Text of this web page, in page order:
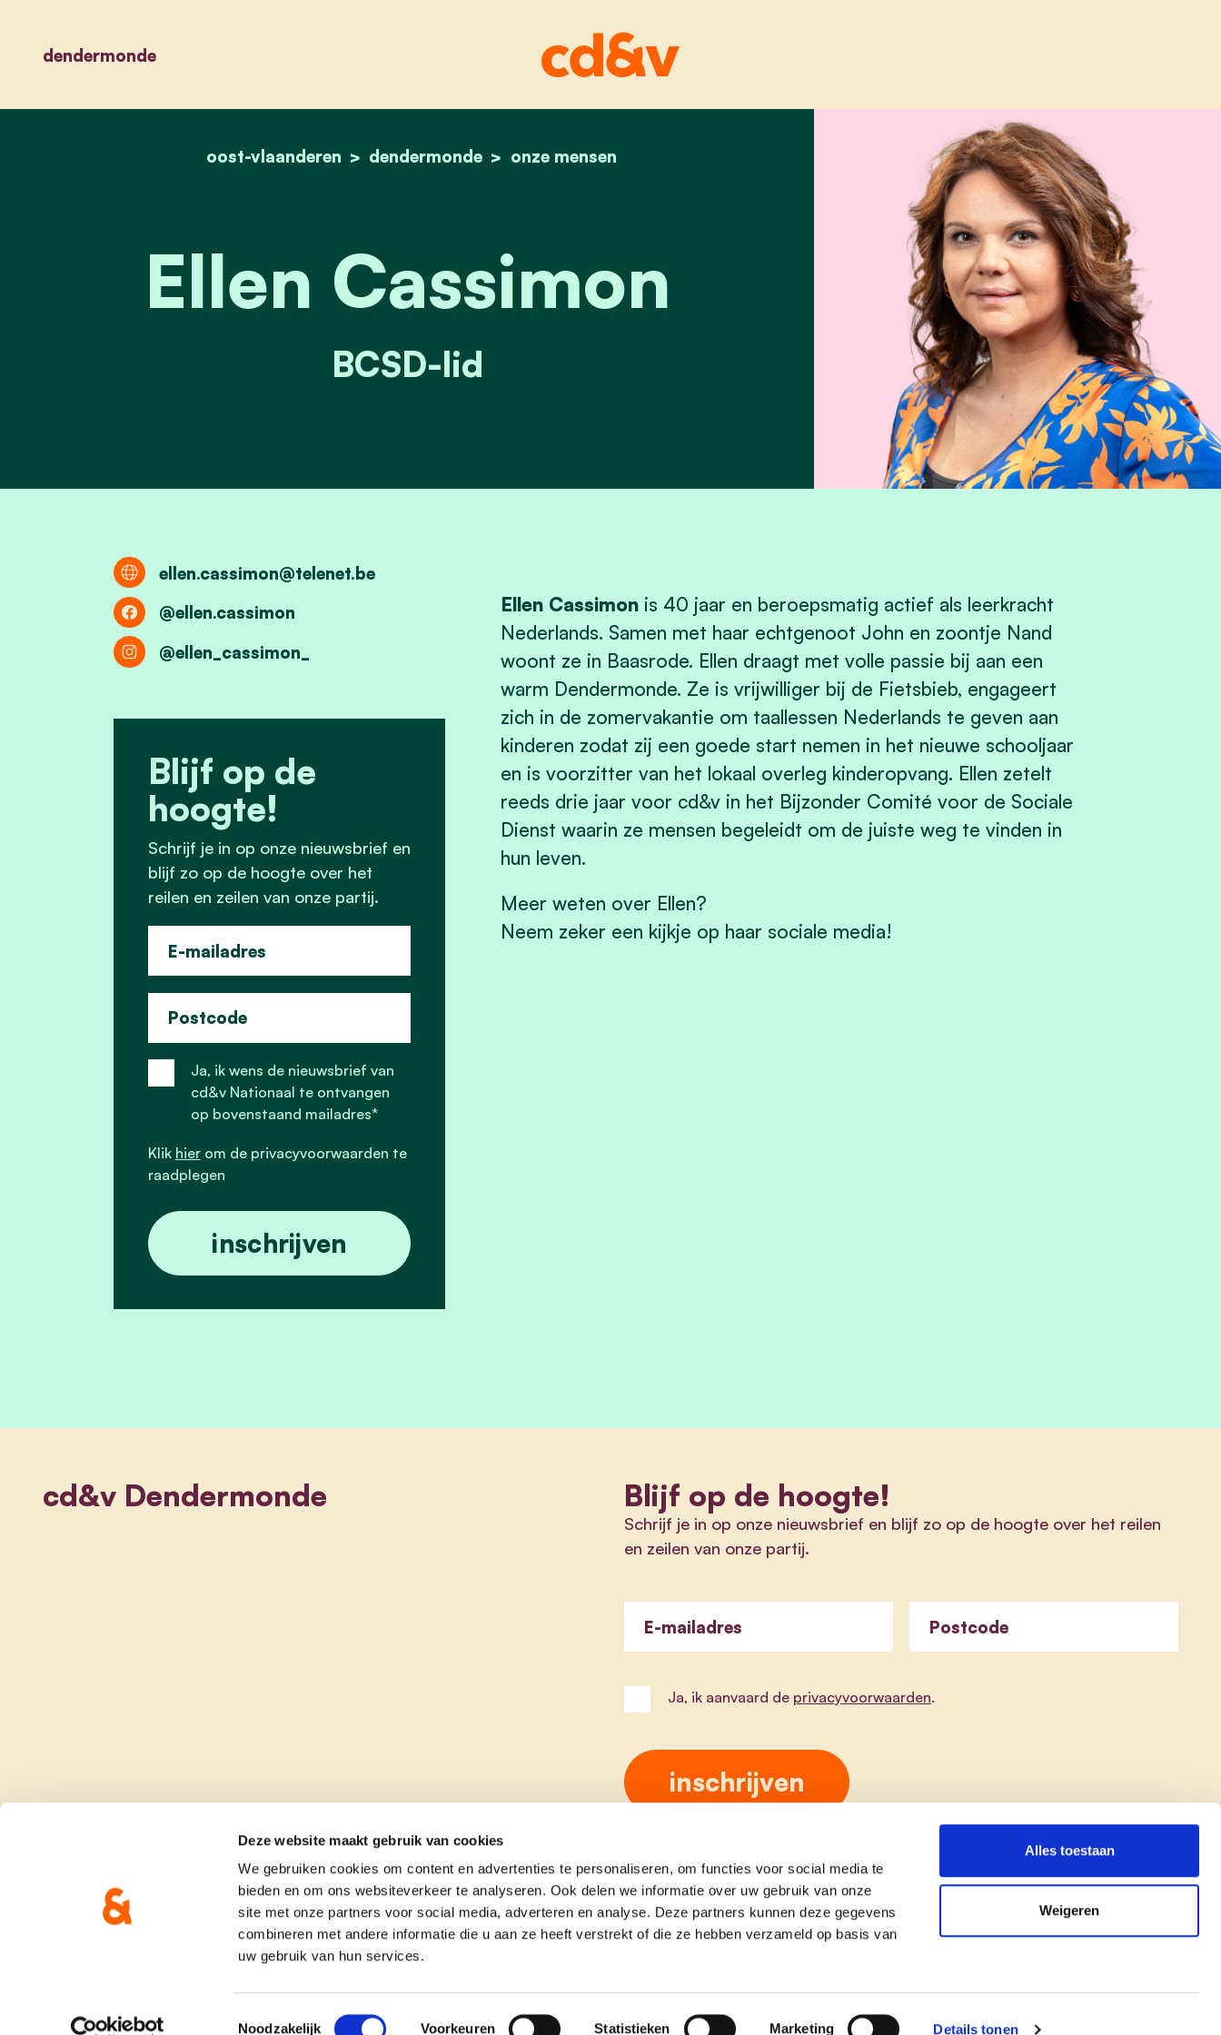
Deze website maakt gebruik van cookies
We gebruiken cookies om content en advertenties te personaliseren, om functies voor social media te
bieden en om ons websiteverkeer te analyseren. Ook delen we informatie over uw gebruik van onze
site met onze partners voor social media, adverteren en analyse. Deze partners kunnen deze gegevens
combineren met andere informatie die u aan ze heeft verstrekt of die ze hebben verzameld op basis van
uw gebruik van hun services.
Toestemmingsselectie
Noodzakelijk Voorkeuren Statistieken Marketing Details tonen
Alles toestaan
Weigeren
dendermonde
home
oost-vlaanderen dendermonde onze mensen
ellen cassimon
Ellen Cassimon
BCSD-lid
Ellen Cassimon is 40 jaar en beroepsmatig actief als leerkracht
Nederlands. Samen met haar echtgenoot John en zoontje Nand
woont ze in Baasrode. Ellen draagt met volle passie bij aan een
warm Dendermonde. Ze is vrijwilliger bij de Fietsbieb, engageert
zich in de zomervakantie om taallessen Nederlands te geven aan
kinderen zodat zij een goede start nemen in het nieuwe schooljaar
en is voorzitter van het lokaal overleg kinderopvang. Ellen zetelt
reeds drie jaar voor cd&v in het Bijzonder Comité voor de Sociale
Dienst waarin ze mensen begeleidt om de juiste weg te vinden in
hun leven.
Meer weten over Ellen?
Neem zeker een kijkje op haar sociale media!
ellen.cassimon@telenet.be
@ellen.cassimon
@ellen_cassimon_
Blijf op de
hoogte!
Schrijf je in op onze nieuwsbrief en
blijf zo op de hoogte over het
reilen en zeilen van onze partij.
E-mailadres
Postcode
Ja, ik wens de nieuwsbrief van
cd&v Nationaal te ontvangen
op bovenstaand mailadres*
Klik hierom de privacyvoorwaarden te
raadplegen
cd&v Dendermonde Blijf op de hoogte!
Schrijf je in op onze nieuwsbrief en blijf zo op de hoogte over het reilen
en zeilen van onze partij.
E-mailadres Postcode
Ja, ik aanvaard de privacyvoorwaarden.
onze partij doe mee contact